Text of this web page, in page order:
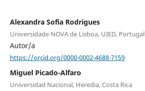
Alexandra Sofia Rodrigues
Universidade NOVA de Lisboa, UIED, Portugal
Autor/a
https://orcid.org/0000-0002-4688-7159
Miguel Picado-Alfaro
Universidad Nacional, Heredia, Costa Rica